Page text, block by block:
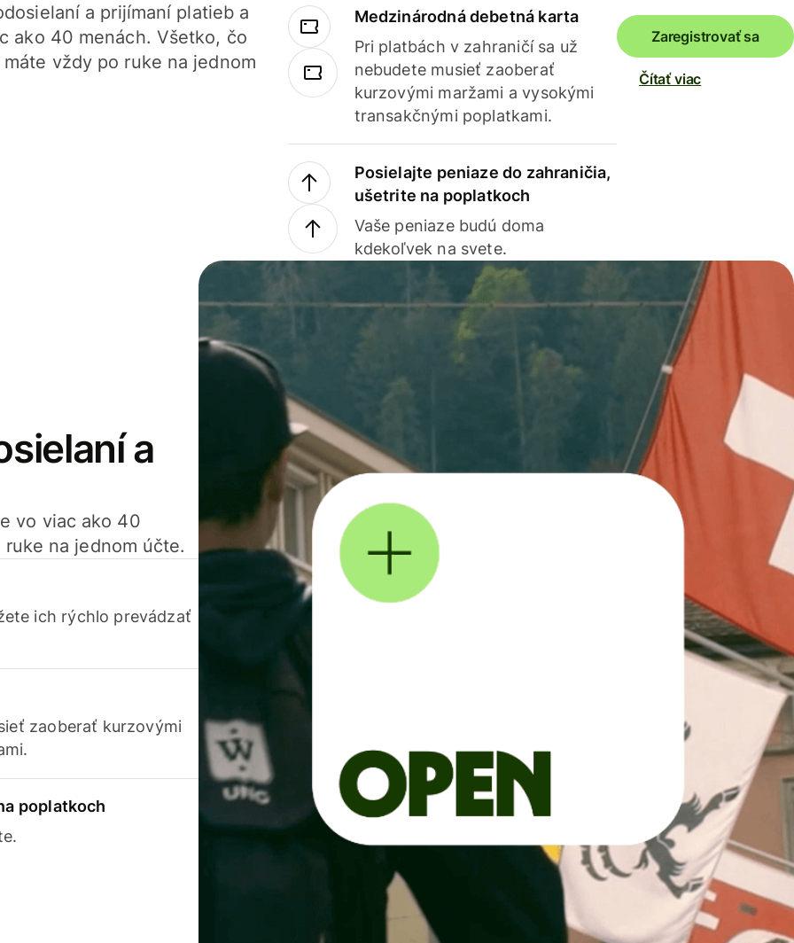
a prijímaní platieb a
ako 40 menách. Všetko, čo
vždy po ruke na jednom
Medzinárodná debetná karta
Pri platbách v zahraničí sa už
nebudete musieť zaoberať
kurzovými maržami a vysokými
transakčnými poplatkami.
Posielajte peniaze do zahraničia,
ušetrite na poplatkoch
Vaše peniaze budú doma
kdekoľvek na svete.
Zaregistrovať sa
Čítať viac
a
vo viac ako 40
na jednom účte.
ich rýchlo prevádzať
zaoberať kurzovými
poplatkoch